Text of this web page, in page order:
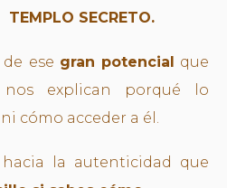
TEMPLO SECRETO.
ese gran potencial
que
explican porqué lo
cómo acceder a él.
la autenticidad que